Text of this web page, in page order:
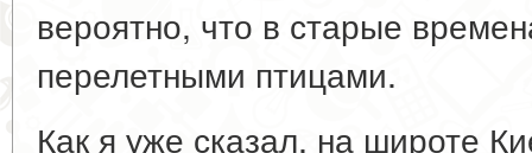
вероятно, что в старые
перелетными птицами.
Как я уже сказал, на широте